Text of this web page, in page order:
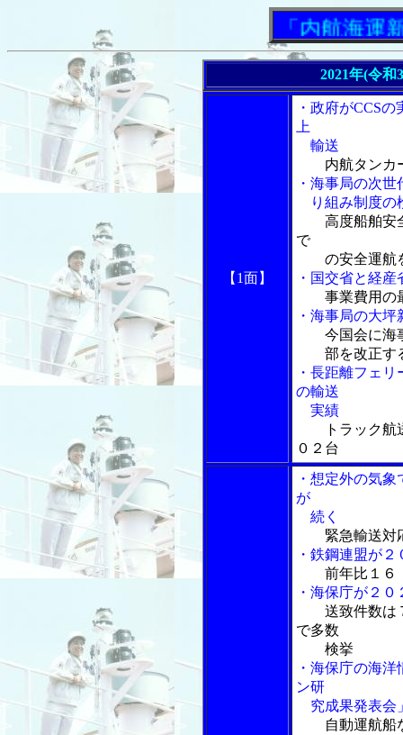
「内航海運新聞
2021年(令
【1面】
・政府がCCS
上
輸送
内航タンカ
・海事局の次
り組み制度の
高度船舶安
で
の安全運航
・国交省と経
事業費用の
・海事局の大
今国会に海
部を改正す
・長距離フェ
の輸送
実績
トラック
０２台
・想定外の気
が
続く
緊急輸送対
・鉄鋼連盟が
前年比１６
・海保庁が２
送致件数は
で多数
検挙
・海保庁の海
ン研
究成果発表会
自動運航船